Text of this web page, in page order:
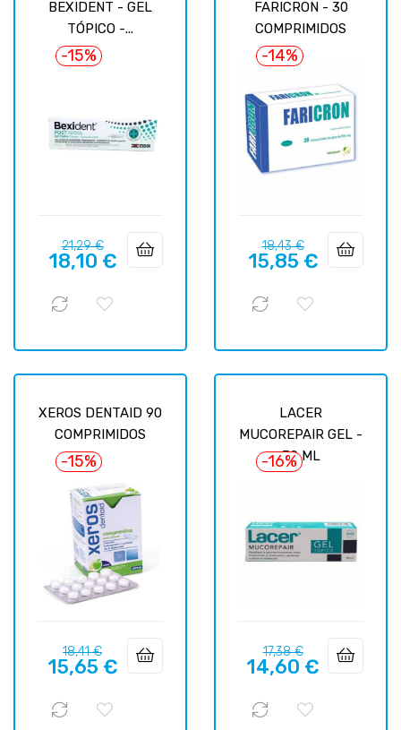
BEXIDENT - GEL
TÓPICO -...
-15%
Prix
habituel
21,29 €Prix
18,10 €
FARICRON - 30
COMPRIMIDOS
-14%
Prix
habituel
18,43 €Prix
15,85 €
XEROS DENTAID 90
COMPRIMIDOS
-15%
Prix
habituel
18,41 €Prix
15,65 €
LACER
MUCOREPAIR GEL -
30 ML
-16%
Prix
habituel
17,38 €Prix
14,60 €